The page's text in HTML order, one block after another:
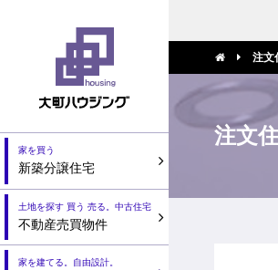
家を買う
新築分譲住宅
土地を探す 買う 売る。中古住宅
不動産売買物件
家を建てる。自由設計。
注文
注文